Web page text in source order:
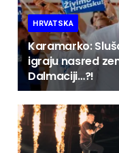
HRVATSKA
Karamarko:
igraju nasred
Dalmaciji…?!